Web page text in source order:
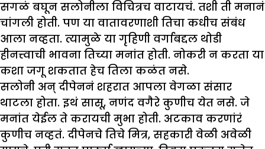
सगळं बघून सलोनीला विचित्रच वाटायचं. तशी ती मनानं
चांगली होती. पण या वातावरणाशी तिचा कधीच संबंध
आला नव्हता. त्यामुळे या गृहिणी वर्गाबद्दल थोडी
हीनत्त्वाची भावना तिच्या मनांत होती. नोकरी न करता या
कशा जगू शकतात हेच तिला कळंत नसे.
सलोनी अन् दीपेननं शहरात आपला वेगळा संसार
थाटला होता. इथं सासू, नणंद वगैरे कुणीच येत नसे. जे
मनांत येईल ते करायची मुभा होती. अटकाव करणांरं
कुणीच नव्हतं. दीपेनचे तिचे मित्र, सहकारी वेळी अवेळी